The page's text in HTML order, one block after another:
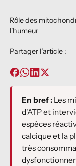
Rôle des
l'humeur
Partager l’article :
En bref : Les
d'ATP et
espèces
calcique et la
très